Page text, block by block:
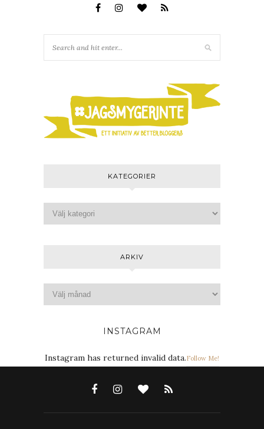
KATEGORIER
ARKIV
INSTAGRAM
Instagram has returned invalid data.Follow Me!